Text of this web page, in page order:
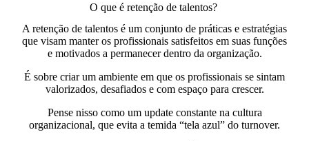
O que é retenção de talentos?
A retenção de talentos é um conjunto de práticas e estratégias
que visam manter os profissionais satisfeitos em suas funções
e motivados a permanecer dentro da organização.
É sobre criar um ambiente em que os profissionais se sintam
valorizados, desafiados e com espaço para crescer.
Pense nisso como um update constante na cultura
organizacional, que evita a temida “tela azul” do turnover.